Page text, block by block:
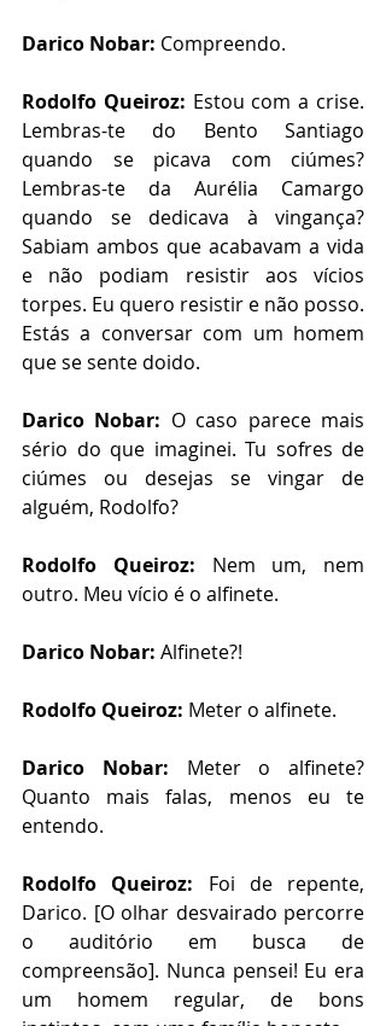
Darico Nobar: Compreendo.
Rodolfo Queiroz: Estou com a crise.
Lembras-te do Bento Santiago
quando se picava com ciúmes?
Lembras-te da Aurélia Camargo
quando se dedicava à vingança?
Sabiam ambos que acabavam a vida
e não podiam resistir aos vícios
torpes. Eu quero resistir e não posso.
Estás a conversar com um homem
que se sente doido.
Darico Nobar: O caso parece mais
sério do que imaginei. Tu sofres de
ciúmes ou desejas se vingar de
alguém, Rodolfo?
Rodolfo Queiroz: Nem um, nem
outro. Meu vício é o alfinete.
Darico Nobar: Alfinete?!
Rodolfo Queiroz: Meter o alfinete.
Darico Nobar: Meter o alfinete?
Quanto mais falas, menos eu te
entendo.
Rodolfo Queiroz: Foi de repente,
Darico. [O olhar desvairado percorre
o auditório em busca de
compreensão]. Nunca pensei! Eu era
um homem regular, de bons